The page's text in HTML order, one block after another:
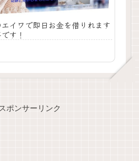
イワで即日お金を借りれます
す！
スポンサーリンク